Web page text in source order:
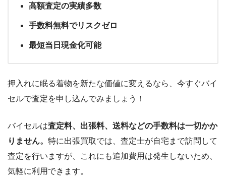
高額査定の実績多数
手数料無料でリスクゼロ
最短当日現金化可能
押入れに眠る着物を新たな価値に変えるなら、今すぐバイ
セルで査定を申し込んでみましょう！
バイセルは査定料、出張料、送料などの手数料は一切かか
りません。 特に出張買取では、査定士が自宅まで訪問して
査定を行いますが、これにも追加費用は発生しないため、
気軽に利用できます。